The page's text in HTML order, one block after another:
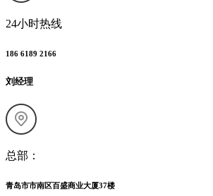
24小时热线
186 6189 2166
刘经理
总部：
青岛市市南区百盛商业大厦37楼